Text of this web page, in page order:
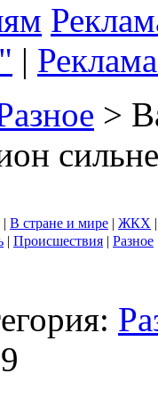
|
>
| В стране и мире | ЖКХ
| Происшествия | Разное